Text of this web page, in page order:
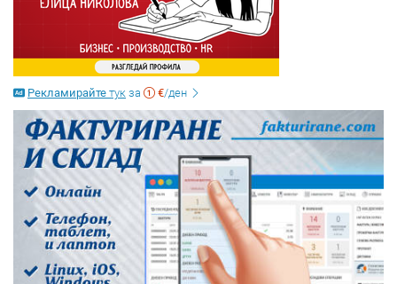
Рекламирайте тук за €/ден